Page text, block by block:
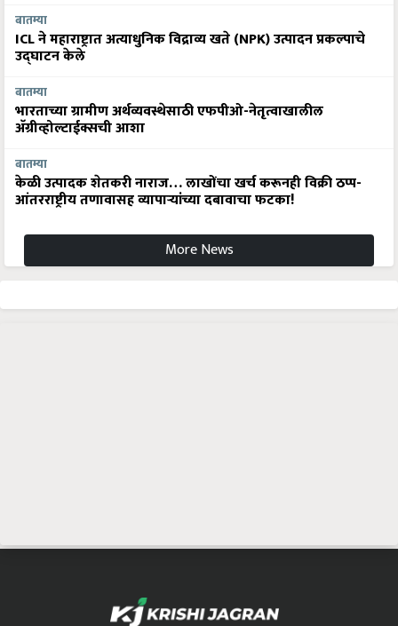
बातम्या
ICL ने महाराष्ट्रात अत्याधुनिक विद्राव्य खते (NPK) उत्पादन प्रकल्पाचे
उद्घाटन केले
बातम्या
भारताच्या ग्रामीण अर्थव्यवस्थेसाठी एफपीओ-नेतृत्वाखालील
अ‍ॅग्रीव्होल्टाईक्सची आशा
बातम्या
केळी उत्पादक शेतकरी नाराज… लाखोंचा खर्च करूनही विक्री ठप्प-
आंतरराष्ट्रीय तणावासह व्यापाऱ्यांच्या दबावाचा फटका!
More News